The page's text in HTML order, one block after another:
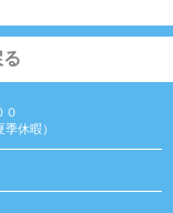
０
休暇）